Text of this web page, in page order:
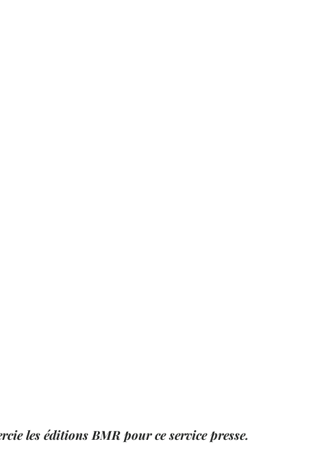
les éditions BMR pour ce service presse.